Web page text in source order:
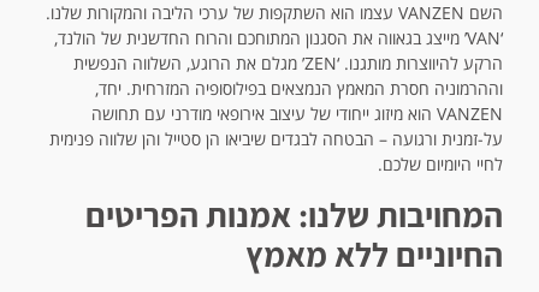
השם VANZEN עצמו הוא השתקפות של ערכי הליבה והמקורות שלנו.
‘VAN’ מייצג בגאווה את הסגנון המתוחכם והרוח החדשנית של הולנד,
הרקע להיווצרות מותגנו. ‘ZEN’ מגלם את הרוגע, השלווה הנפשית
וההרמוניה חסרת המאמץ הנמצאים בפילוסופיה המזרחית. יחד,
VANZEN הוא מיזוג ייחודי של עיצוב אירופאי מודרני עם תחושה
על-זמנית ורגועה – הבטחה לבגדים שיביאו הן סטייל והן שלווה פנימית
לחיי היומיום שלכם.
המחויבות שלנו: אמנות הפריטים
החיוניים ללא מאמץ